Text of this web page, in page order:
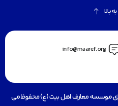
بالا
info@maaref.org
موسسه معارف اهل بیت (ع) محفوظ می